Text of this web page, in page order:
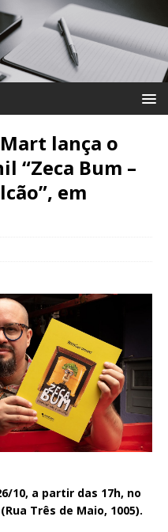
lança o
“Zeca Bum –
em
10, a partir das 17h, no
Três de Maio, 1005).